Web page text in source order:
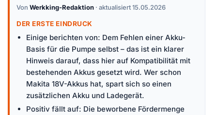
Von Werkking-Redaktion · aktualisiert 15.05.2026
DER ERSTE EINDRUCK
Einige berichten von: Dem Fehlen einer Akku-
Basis für die Pumpe selbst – das ist ein klarer
Hinweis darauf, dass hier auf Kompatibilität mit
bestehenden Akkus gesetzt wird. Wer schon
Makita 18V-Akkus hat, spart sich so einen
zusätzlichen Akku und Ladegerät.
Positiv fällt auf: Die beworbene Fördermenge